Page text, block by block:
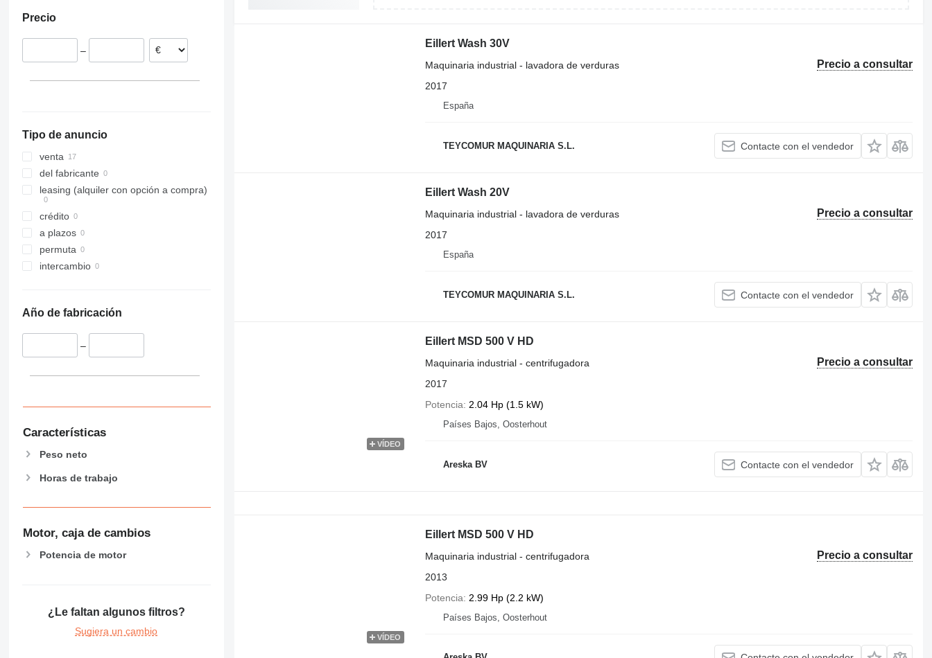
Precio
–
Tipo de anuncio
venta
del fabricante
leasing (alquiler con opción a compra)
crédito
a plazos
permuta
intercambio
Año de fabricación
–
Características
Peso neto
Horas de trabajo
Motor, caja de cambios
Potencia de motor
¿Le faltan algunos filtros?
Sugiera un cambio
Eillert Wash 30V
Precio a consultar
Maquinaria industrial - lavadora de verduras
2017
España
TEYCOMUR MAQUINARIA S.L. Contacte con el vendedor
Eillert Wash 20V
Precio a consultar
Maquinaria industrial - lavadora de verduras
2017
España
TEYCOMUR MAQUINARIA S.L. Contacte con el vendedor
VÍDEO
Eillert MSD 500 V HD
Precio a consultar
Maquinaria industrial - centrifugadora
2017
Potencia
2.04 Hp (1.5 kW)
Países Bajos, Oosterhout
Areska BV Contacte con el vendedor
VÍDEO
Eillert MSD 500 V HD
Precio a consultar
Maquinaria industrial - centrifugadora
2013
Potencia
2.99 Hp (2.2 kW)
Países Bajos, Oosterhout